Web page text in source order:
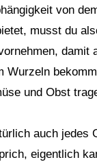
von
musst du
damit
Wurzeln
und Obst
auch jedes
eigentlich